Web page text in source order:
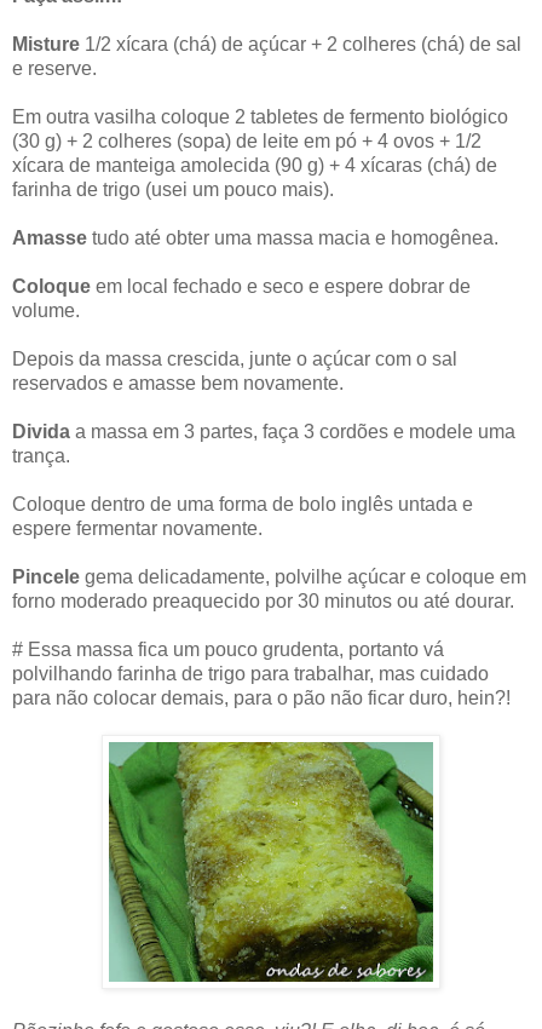
Misture 1/2 xícara (chá) de açúcar + 2 colheres (chá) de sal
e reserve.
Em outra vasilha coloque 2 tabletes de fermento biológico
(30 g) + 2 colheres (sopa) de leite em pó + 4 ovos + 1/2
xícara de manteiga amolecida (90 g) + 4 xícaras (chá) de
farinha de trigo (usei um pouco mais).
Amasse tudo até obter uma massa macia e homogênea.
Coloque em local fechado e seco e espere dobrar de
volume.
Depois da massa crescida, junte o açúcar com o sal
reservados e amasse bem novamente.
Divida a massa em 3 partes, faça 3 cordões e modele uma
trança.
Coloque dentro de uma forma de bolo inglês untada e
espere fermentar novamente.
Pincele gema delicadamente, polvilhe açúcar e coloque em
forno moderado preaquecido por 30 minutos ou até dourar.
# Essa massa fica um pouco grudenta, portanto vá
polvilhando farinha de trigo para trabalhar, mas cuidado
para não colocar demais, para o pão não ficar duro, hein?!